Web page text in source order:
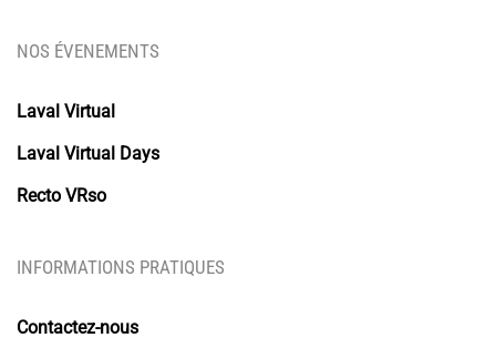
NOS ÉVENEMENTS
Laval Virtual
Laval Virtual Days
Recto VRso
INFORMATIONS PRATIQUES
Contactez-nous